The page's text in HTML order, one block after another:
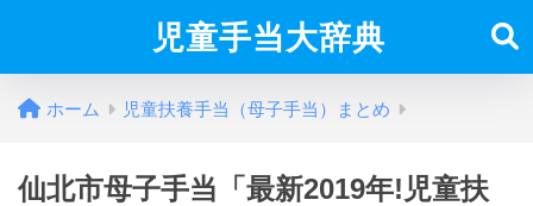
児童手当大辞典
ホーム 児童扶養手当（母子手当）まとめ
仙北市母子手当「最新2019年!児童扶